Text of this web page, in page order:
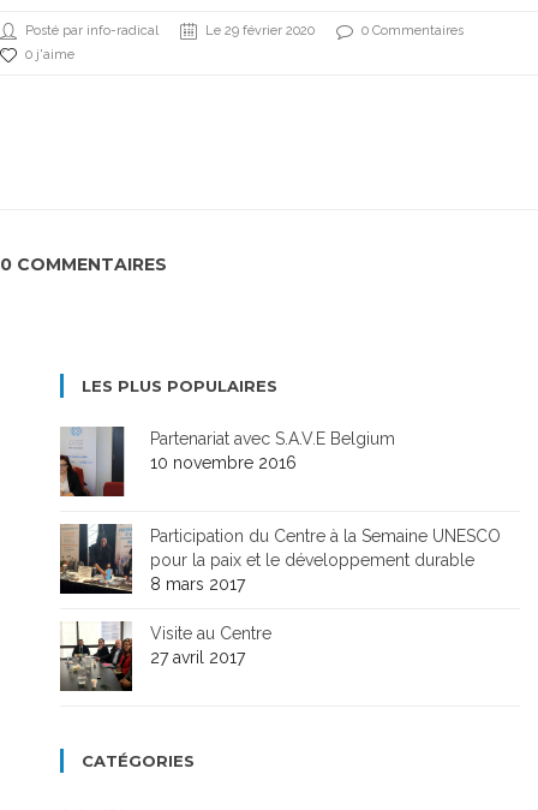
Posté par info-radical Le 29 février 2020
0 Commentaires
0 j'aime
0 COMMENTAIRES
LES PLUS POPULAIRES
Partenariat avec S.A.V.E Belgium
10 novembre 2016
Participation du Centre à la Semaine UNESCO
pour la paix et le développement durable
8 mars 2017
Visite au Centre
27 avril 2017
CATÉGORIES